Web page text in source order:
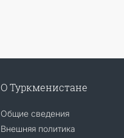
О Туркменистане
Общие сведения
Внешняя политика